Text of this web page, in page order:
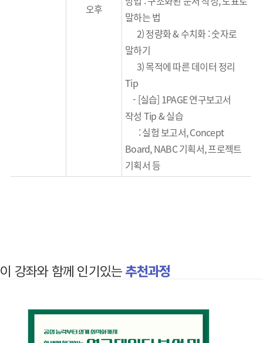
오후
말하는 법
2) 정량화 & 수치화 : 숫자로
말하기
3) 목적에 따른 데이터 정리
Tip
- [실습] 1PAGE연구보고서
작성 Tip &실습
:실험 보고서, Concept
Board, NABC기획서,프로젝트
기획서 등
이 강좌와 함께 인기있는 추천과정